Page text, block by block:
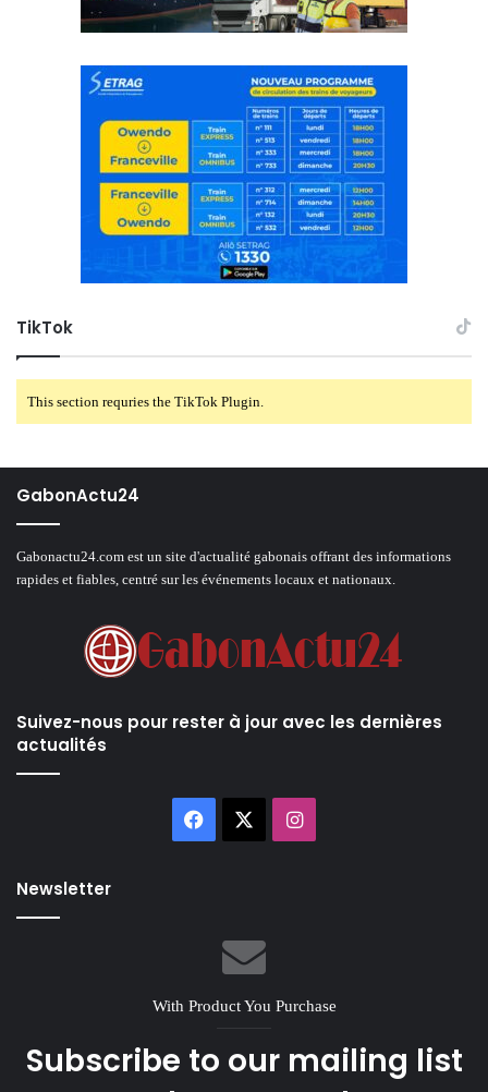
TikTok
This section requries the TikTok Plugin.
GabonActu24
Gabonactu24.com est un site d'actualité gabonais offrant des informations
rapides et fiables, centré sur les événements locaux et nationaux.
Suivez-nous pour rester à jour avec les dernières
actualités
Facebook Instagram
Newsletter
With Product You Purchase
Subscribe to our mailing list